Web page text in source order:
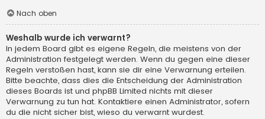
Nach oben
Weshalb wurde ich verwarnt?
In jedem Board gibt es eigene Regeln, die meistens von der
Administration festgelegt werden. Wenn du gegen eine dieser
Regeln verstoßen hast, kann sie dir eine Verwarnung erteilen.
Bitte beachte, dass dies die Entscheidung der Administration
dieses Boards ist und phpBB Limited nichts mit dieser
Verwarnung zu tun hat. Kontaktiere einen Administrator, sofern
du die nicht sicher bist, wieso du verwarnt wurdest.